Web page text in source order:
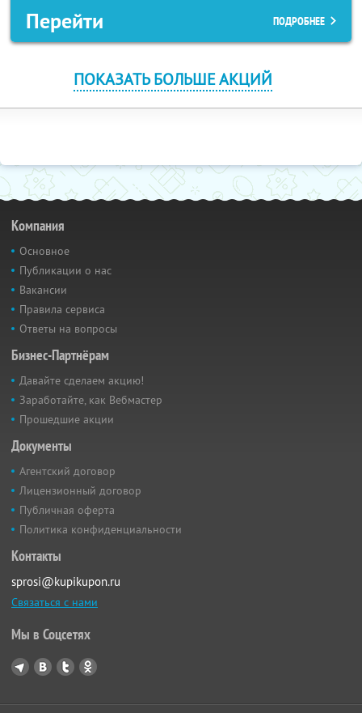
Перейти ПОДРОБНЕЕ
ПОКАЗАТЬ БОЛЬШЕ АКЦИЙ
Компания
Основное
Публикации о нас
Вакансии
Правила сервиса
Ответы на вопросы
Бизнес-Партнёрам
Давайте сделаем акцию!
Заработайте, как Вебмастер
Прошедшие акции
Документы
Агентский договор
Лицензионный договор
Публичная оферта
Политика конфиденциальности
Контакты
sprosi@kupikupon.ru
Связаться с нами
Мы в Соцсетях